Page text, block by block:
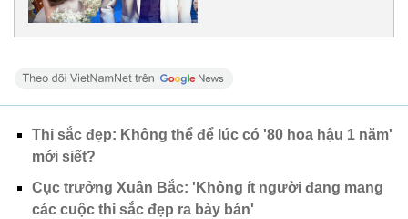
Thi sắc đẹp: Không thể để lúc có '80 hoa hậu 1 năm'
mới siết?
Cục trưởng Xuân Bắc: 'Không ít người đang mang
các cuộc thi sắc đẹp ra bày bán'